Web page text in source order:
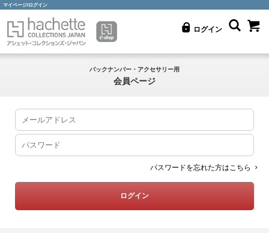
マイページ/ログイン
ログイン
バックナンバー・アクセサリー用
会員ページ
パスワードを忘れた方はこちら